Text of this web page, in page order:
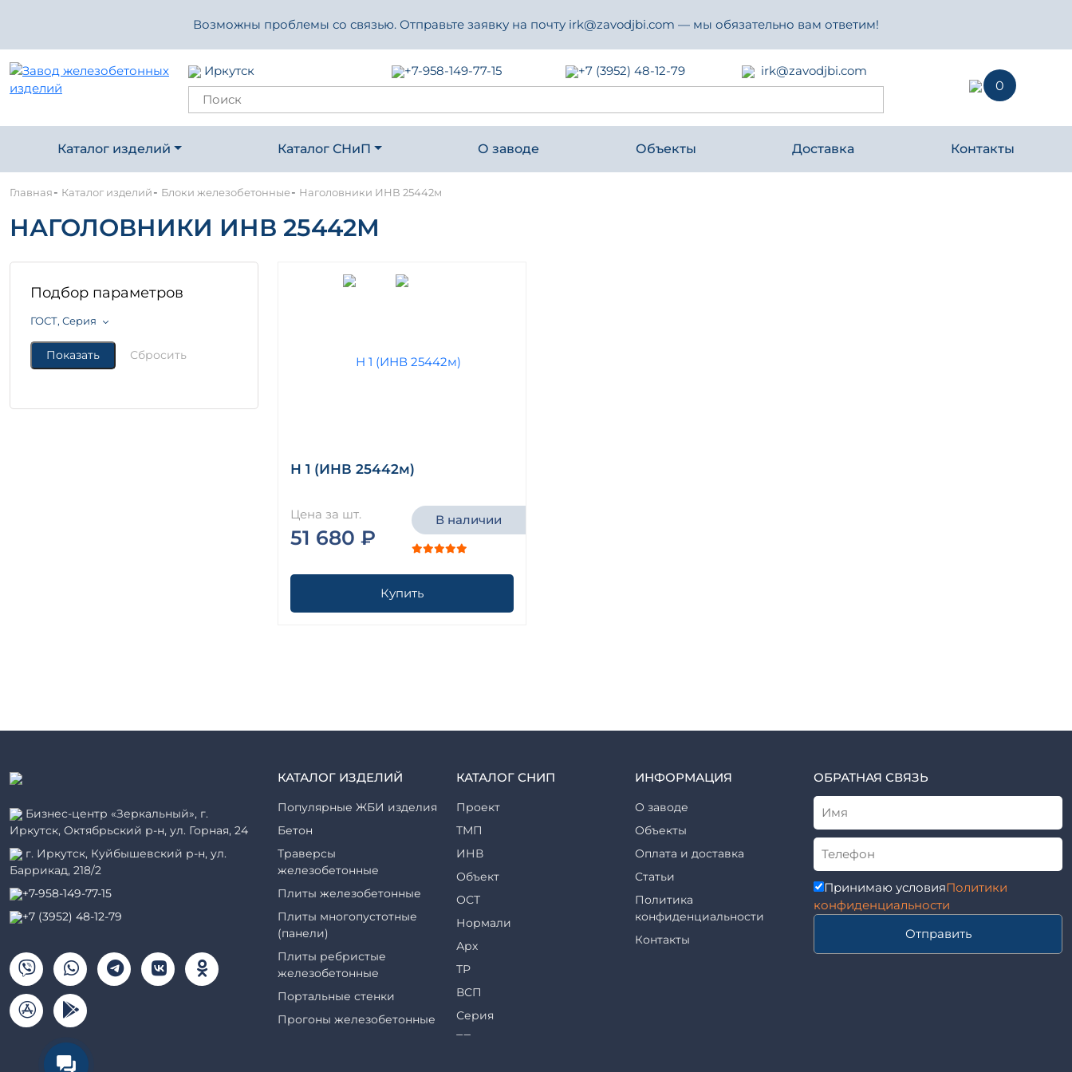
Возможны проблемы со связью. Отправьте заявку на почту irk@zavodjbi.com — мы обязательно вам ответим!
Иркутск +7-958-149-77-15 +7 (3952) 48-12-79
irk@zavodjbi.com
0
Каталог изделий Каталог СНиП О заводе Объекты Доставка Контакты
Главная- Каталог изделий- Блоки железобетонные- Наголовники ИНВ 25442м
НАГОЛОВНИКИ ИНВ 25442М
Подбор параметров
ГОСТ, Серия
Н 1 (ИНВ 25442м)
Цена за шт.
51 680 ₽
В наличии
Купить
Бизнес-центр «Зеркальный», г.
Иркутск, Октябрьский р-н, ул. Горная, 24
г. Иркутск, Куйбышевский р-н, ул.
Баррикад, 218/2
+7-958-149-77-15
+7 (3952) 48-12-79
КАТАЛОГ ИЗДЕЛИЙ
Популярные ЖБИ изделия
Бетон
Траверсы
железобетонные
Плиты железобетонные
Плиты многопустотные
(панели)
Плиты ребристые
железобетонные
Портальные стенки
Прогоны железобетонные
КАТАЛОГ СНИП
Проект
ТМП
ИНВ
Объект
ОСТ
Нормали
Арх
ТР
ВСП
Серия
ТП
ИНФОРМАЦИЯ
О заводе
Объекты
Оплата и доставка
Статьи
Политика
конфиденциальности
Контакты
ОБРАТНАЯ СВЯЗЬ
Принимаю условияПолитики
конфиденциальности
Отправить